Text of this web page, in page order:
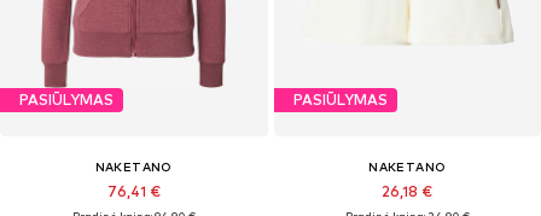
PASIŪLYMAS
NAKETANO
76,41 €
PASIŪLYMAS
NAKETANO
26,18 €